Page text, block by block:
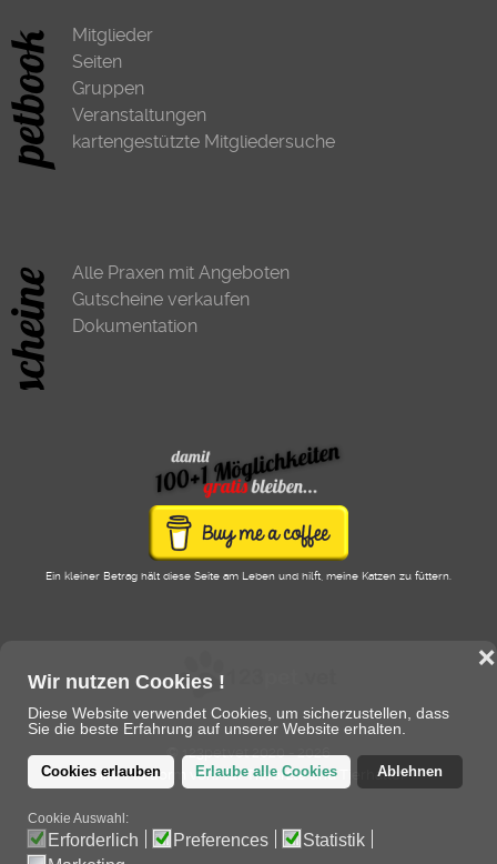
Wir nutzen Cookies !
Diese Website verwendet Cookies, um sicherzustellen, dass
Sie die beste Erfahrung auf unserer Website erhalten.
Cookies erlauben Erlaube alle Cookies Ablehnen
❌
Cookie Auswahl:
Erforderlich Preferences
Statistik
Mitglieder
Seiten
Gruppen
Veranstaltungen
kartengestützte Mitgliedersuche
Alle Praxen mit Angeboten
Gutscheine verkaufen
Dokumentation
Ein kleiner Betrag hält diese Seite am Leben und hilft, meine Katzen zu füttern.
© 123pet.vet 2020 - 2026
eine Plattform von/für Tierärzte und Tierhalter